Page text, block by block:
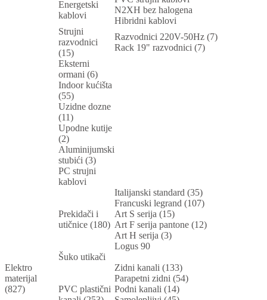
Elektro
materijal
(827)
Energetski
kablovi
N2XH bez halogena
Hibridni kablovi
Strujni
razvodnici
(15)
Razvodnici 220V-50Hz (7)
Rack 19" razvodnici (7)
Eksterni
ormani (6)
Indoor kućišta
(55)
Uzidne dozne
(11)
Upodne kutije
(2)
Aluminijumski
stubići (3)
PC strujni
kablovi
Prekidači i
utičnice (180)
Italijanski standard (35)
Francuski legrand (107)
Art S serija (15)
Art F serija pantone (12)
Art H serija (3)
Logus 90
Šuko utikači
PVC plastični
Zidni kanali (133)
Parapetni zidni (54)
Podni kanali (14)